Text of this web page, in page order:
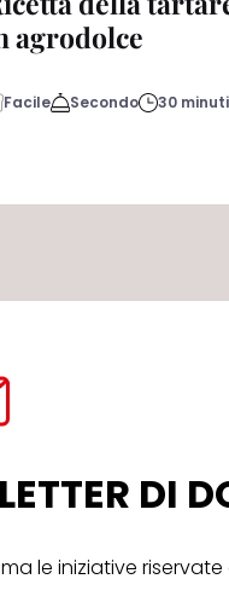
agrodolce
Facile Secondo 30 minuti
DI
le iniziative